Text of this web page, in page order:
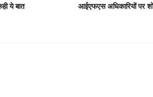
ये बात
आईएफएस अधिकारियों पर